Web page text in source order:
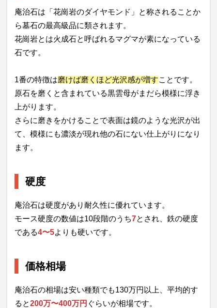
庵治石は「花崗岩のダイヤモンド」と称されることか
ら墓石の最高級品に類されます。
花崗岩とは火成石と呼ばれるマグマが素になっている
石です。
1番の特徴は磨けば磨くほど光沢感が増すことです。
原石を磨くと含まれている黒雲母がまだら模様に浮き
上がります。
さらに磨きをかけることで表面は鏡のような光沢が出
て、模様にも濃淡が現れ他の石にない仕上がりになり
ます。
硬度
庵治石は硬度があり耐久性に優れています。
モース硬度の数値は10段階のうち7とされ、鉄の硬度
である4〜5よりも硬いです。
価格相場
庵治石の相場は安い種類でも130万円以上、平均的す
ると200万〜400万円 ぐらいが相場です。